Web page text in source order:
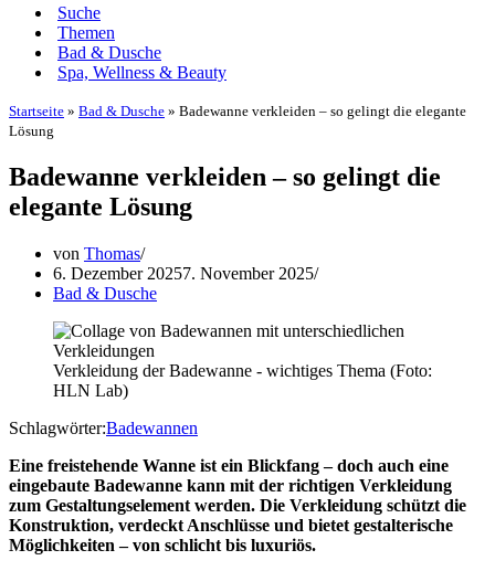
Suche
Themen
Bad & Dusche
Spa, Wellness & Beauty
Startseite » Bad & Dusche » Badewanne verkleiden – so gelingt die elegante
Lösung
Badewanne verkleiden – so gelingt die
elegante Lösung
von Thomas
6. Dezember 20257. November 2025
Bad & Dusche
Verkleidung der Badewanne - wichtiges Thema (Foto:
HLN Lab)
Schlagwörter:Badewannen
Eine freistehende Wanne ist ein Blickfang – doch auch eine
eingebaute Badewanne kann mit der richtigen Verkleidung
zum Gestaltungselement werden. Die Verkleidung schützt die
Konstruktion, verdeckt Anschlüsse und bietet gestalterische
Möglichkeiten – von schlicht bis luxuriös.